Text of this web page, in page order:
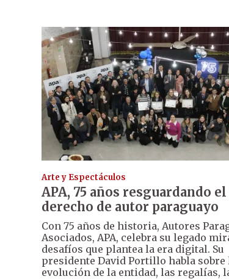
Arte y Espectáculos
APA, 75 años resguardando el
derecho de autor paraguayo
Con 75 años de historia, Autores
Asociados, APA, celebra su legado
desafíos que plantea la era digital. Su
presidente David Portillo habla sobre
evolución de la entidad, las regalías,